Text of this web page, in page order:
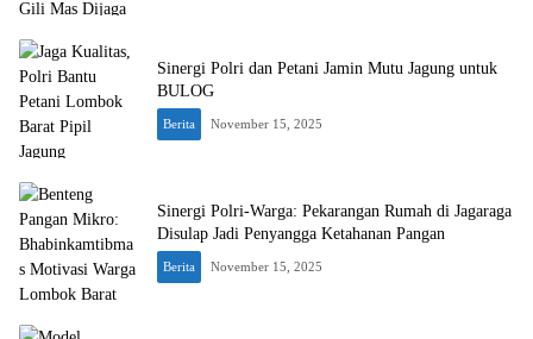
Sinergi Polri dan Petani Jamin Mutu Jagung untuk
BULOG
Berita November 15, 2025
Sinergi Polri-Warga: Pekarangan Rumah di Jagaraga
Disulap Jadi Penyangga Ketahanan Pangan
Berita November 15, 2025